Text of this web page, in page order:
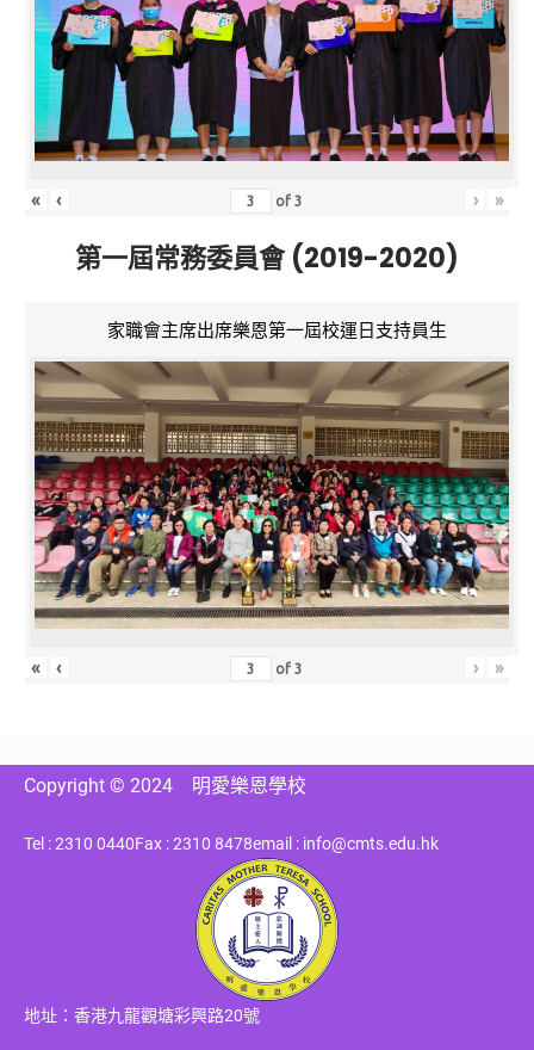
« ‹ of3 › »
第一屆常務委員會 (2019-2020)
家職會主席出席樂恩第一屆校運日支持員生
« ‹ of3 › »
Copyright © 2024 明愛樂恩學校
Tel : 2310 0440Fax : 2310 8478email : info@cmts.edu.hk
地址：香港九龍觀塘彩興路20號